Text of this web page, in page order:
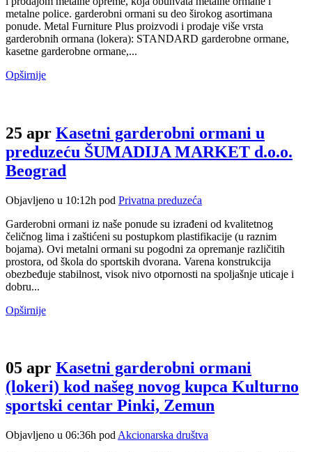
metalne police. garderobni ormani su deo širokog asortimana
ponude. Metal Furniture Plus proizvodi i prodaje više vrsta
garderobnih ormana (lokera): STANDARD garderobne ormane,
kasetne garderobne ormane,...
Opširnije
25 apr Kasetni garderobni ormani u
preduzeću ŠUMADIJA MARKET d.o.o.
Beograd
Objavljeno u 10:12h pod Privatna preduzeća
Garderobni ormani iz naše ponude su izrađeni od kvalitetnog
čeličnog lima i zaštićeni su postupkom plastifikacije (u raznim
bojama). Ovi metalni ormani su pogodni za opremanje različitih
prostora, od škola do sportskih dvorana. Varena konstrukcija
obezbeđuje stabilnost, visok nivo otpornosti na spoljašnje uticaje i
dobru...
Opširnije
05 apr Kasetni garderobni ormani
(lokeri) kod našeg novog kupca Kulturno
sportski centar Pinki, Zemun
Objavljeno u 06:36h pod Akcionarska društva